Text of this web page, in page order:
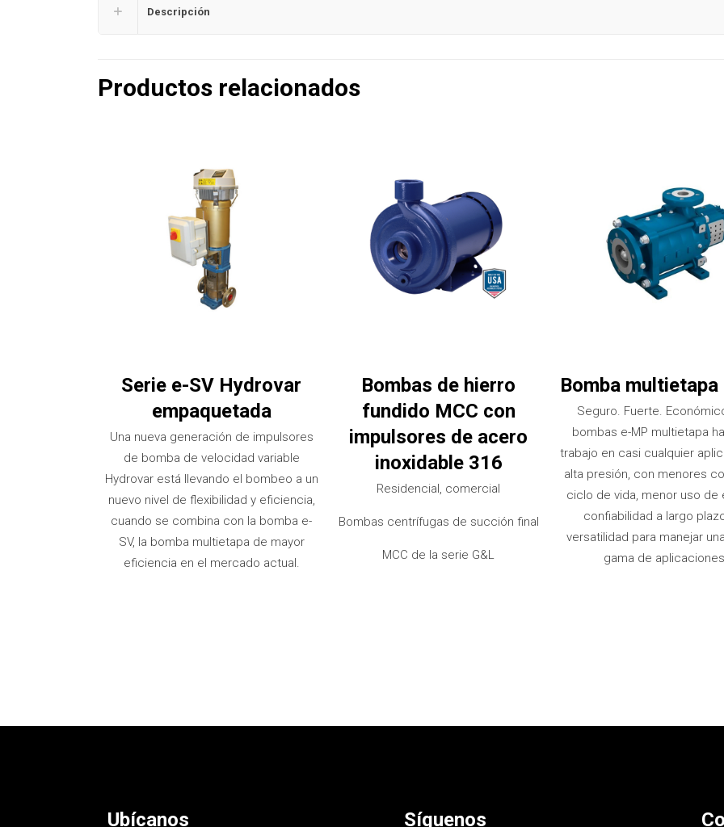
Descripción
Productos relacionados
Serie e-SV Hydrovar
empaquetada
Una nueva generación de impulsores
de bomba de velocidad variable
Hydrovar está llevando el bombeo a un
nuevo nivel de flexibilidad y eficiencia,
cuando se combina con la bomba e-
SV, la bomba multietapa de mayor
eficiencia en el mercado actual.
Bombas de hierro
fundido MCC con
impulsores de acero
inoxidable 316
Residencial, comercial
Bombas centrífugas de succión final
MCC de la serie G&L
Bomba
Seguro. Fuerte.
bombas e-MP multietapa
trabajo en casi cualquier
alta presión, con menores
ciclo de vida, menor uso de
confiabilidad a largo
versatilidad para manejar
gama de
Ubícanos Síguenos